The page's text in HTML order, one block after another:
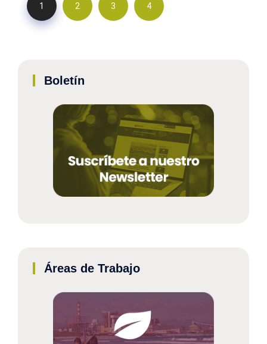
1 2 3 4
Boletín
Áreas de Trabajo